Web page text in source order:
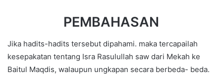
PEMBAHASAN
Jika hadits-hadits tersebut dipahami. maka tercapailah
kesepakatan tentang Isra Rasulullah saw dari Mekah ke
Baitul Maqdis, walaupun ungkapan secara berbeda- beda.